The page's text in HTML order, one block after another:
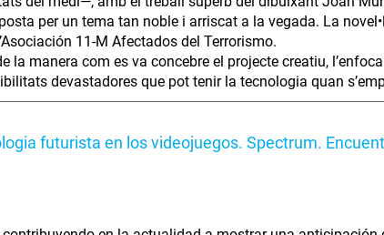
per un tema tan noble i arriscat a la vegada. La
11-M Afectados del Terrorismo.
la manera com es va concebre el projecte creatiu,
devastadores que pot tenir la tecnologia quan
futurista en los videojuegos. Spectrum.